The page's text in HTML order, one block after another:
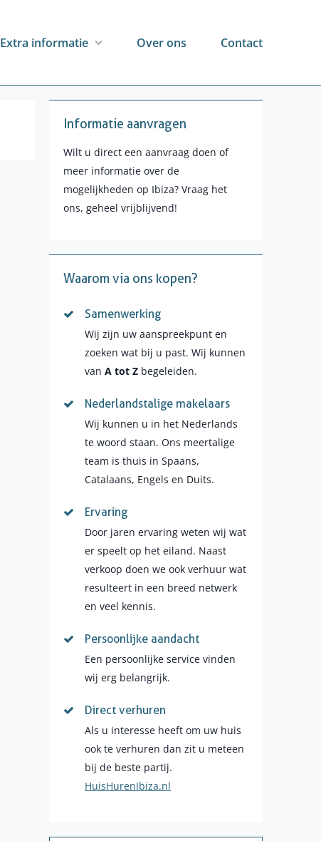
Extra informatie Over ons Contact
Informatie aanvragen
Wilt u direct een aanvraag doen of
meer informatie over de
mogelijkheden op Ibiza? Vraag het
ons, geheel vrijblijvend!
Waarom via ons kopen?
Samenwerking
Wij zijn uw aanspreekpunt en
zoeken wat bij u past. Wij kunnen
van A tot Zbegeleiden.
Nederlandstalige makelaars
Wij kunnen u in het Nederlands
te woord staan. Ons meertalige
team is thuis in Spaans,
Catalaans, Engels en Duits.
Ervaring
Door jaren ervaring weten wij wat
er speelt op het eiland. Naast
verkoop doen we ook verhuur wat
resulteert in een breed netwerk
en veel kennis.
Persoonlijke aandacht
Een persoonlijke service vinden
wij erg belangrijk.
Direct verhuren
Als u interesse heeft om uw huis
ook te verhuren dan zit u meteen
bij de beste partij.
HuisHurenIbiza.nl